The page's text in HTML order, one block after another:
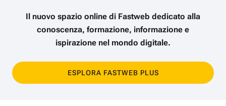
Il nuovo spazio online di Fastweb dedicato alla
conoscenza, formazione, informazione e
ispirazione nel mondo digitale.
ESPLORA FASTWEB PLUS